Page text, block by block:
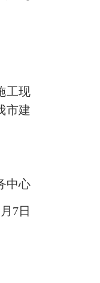
工现
市建
中心
7日